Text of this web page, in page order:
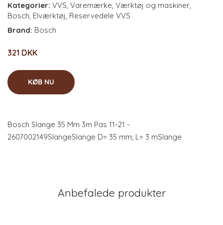
Kategorier: VVS, Varemærke, Værktøj og maskiner,
Bosch, Elværktøj, Reservedele VVS
Brand: Bosch
321 DKK
KØB NU
Bosch Slange 35 Mm 3m Pas 11-21 -
2607002149SlangeSlange D= 35 mm; L= 3 mSlange
Anbefalede produkter